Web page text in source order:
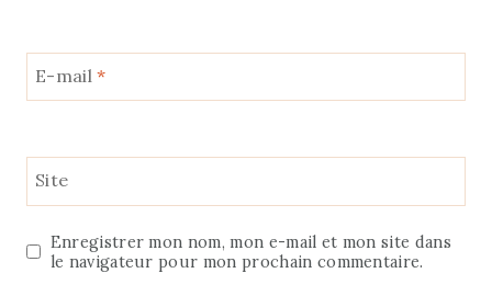
E-mail*
Site
Enregistrer mon nom, mon e-mail et mon site dans
le navigateur pour mon prochain commentaire.